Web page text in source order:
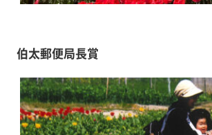
伯太郵便局長賞